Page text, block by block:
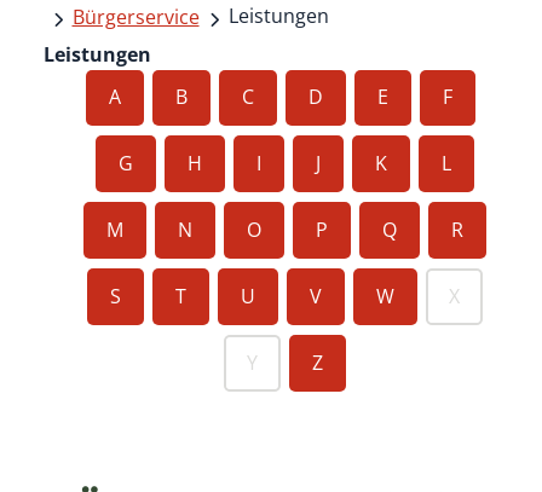
Bürgerservice
Leistungen
Leistungen
A
B C D E F
G H I J K L
M N O P Q R
S T U V W X
Y Z